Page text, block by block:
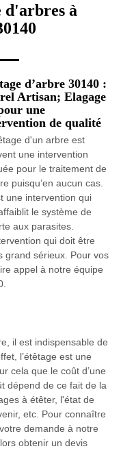
d'arbres à
d’arbre 30140 :
Artisan; Elagage
une
de qualité
d'un arbre est
une intervention
pour le traitement de
puisqu’en aucun cas.
une intervention qui
le système de
aux parasites.
qui doit être
grand sérieux. Pour vos
appel à notre équipe
il est indispensable de
l’étêtage est une
cela que le coût d’une
dépend de ce fait de la
à étêter, l'état de
etc. Pour connaître
demande à notre
obtenir un devis